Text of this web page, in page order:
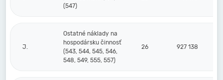
(547)
J.
Ostatné náklady na
hospodársku činnosť
(543, 544, 545, 546,
548, 549, 555, 557)
26 927 138